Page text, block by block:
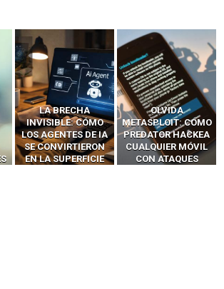
OLVIDA
METASPLOIT: CÓMO
PREDATOR HACKEA
CUALQUIER MÓVIL
CON ATAQUES
CÓMO LOS HACKERS
INTERCEPTAN OTPS
Y LLAMADAS
MÓVILES SIN
‘HACKEAR’ — EL